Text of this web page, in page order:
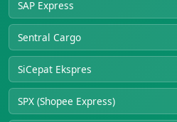
SAP Express
Sentral Cargo
SiCepat Ekspres
SPX (Shopee Express)